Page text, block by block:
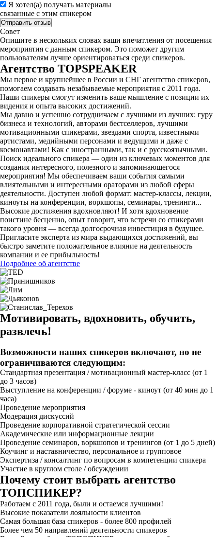
Я хотел(а) получать материалы
связанные с этим спикером
Совет
Опишите в нескольких словах ваши впечатления от посещения
мероприятия с данным спикером. Это поможет другим
пользователям лучше ориентироваться среди спикеров.
Агентство TOPSPEAKER
Мы первое и крупнейшее в России и СНГ агентство спикеров,
помогаем создавать незабываемые мероприятия с 2011 года.
Наши спикеры смогут изменить ваше мышление с позиции их
видения и опыта высоких достижений.
Мы давно и успешно сотрудничаем с лучшими из лучших: гуру
бизнеса и технологий, авторами бестселлеров, лучшими
мотивационными спикерами, звездами спорта, известными
артистами, медийными персонами и ведущими и даже с
космонавтами! Как с иностранными, так и с русскоязычными.
Поиск идеального спикера — один из ключевых моментов для
создания интересного, полезного и запоминающегося
мероприятия! Мы обеспечиваем ваши события самыми
влиятельными и интересными ораторами из любой сферы
деятельности. Доступен любой формат: мастер-классы, лекции,
киноуты на конференции, воркшопы, семинары, тренинги...
Высокие достижения вдохновляют! И хотя вдохновение
поистине бесценно, опыт говорит, что встречи со спикерами
такого уровня — всегда долгосрочная инвестиция в будущее.
Пригласите эксперта из мира выдающихся достижений, вы
быстро заметите положительное влияние на деятельность
компании и ее прибыльность!
Подробнее об агентстве
Мотивировать, вдохновить, обучить,
развлечь!
Возможности наших спикеров включают, но не
ограничиваются следующим:
Стандартная презентация / мотивационный мастер-класс (от 1
до 3 часов)
Выступление на конференции / форуме - киноут (от 40 мин до 1
часа)
Проведение мероприятия
Модерация дискуссий
Проведение корпоративной стратегической сессии
Академические или информационные лекции
Проведение семинаров, воркшопов и тренингов (от 1 до 5 дней)
Коучинг и наставничество, персональное и групповое
Экспертиза / консалтинг по вопросам в компетенции спикера
Участие в круглом столе / обсуждении
Почему стоит выбрать агентство
ТОПСПИКЕР?
Работаем с 2011 года, были и остаемся лучшими!
Высокие показатели лояльности клиентов
Самая большая база спикеров - более 800 профилей
Более чем 50 направлений деятельности спикеров